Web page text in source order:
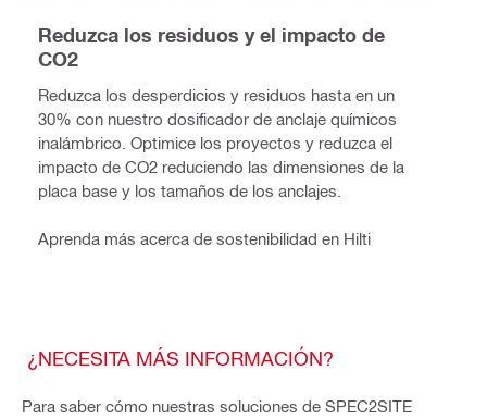
Reduzca los residuos y el impacto de
CO2
Reduzca los desperdicios y residuos hasta en un
30% con nuestro dosificador de anclaje químicos
inalámbrico. Optimice los proyectos y reduzca el
impacto de CO2 reduciendo las dimensiones de la
placa base y los tamaños de los anclajes.
Aprenda más acerca de sostenibilidad en Hilti
¿NECESITA MÁS INFORMACIÓN?
Para saber cómo nuestras soluciones de SPEC2SITE